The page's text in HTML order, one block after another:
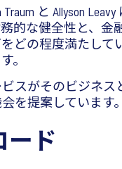
と Allyson
的な健全性と、金
どの程度満たして
。
スがそのビジネス
を提案しています。
ード